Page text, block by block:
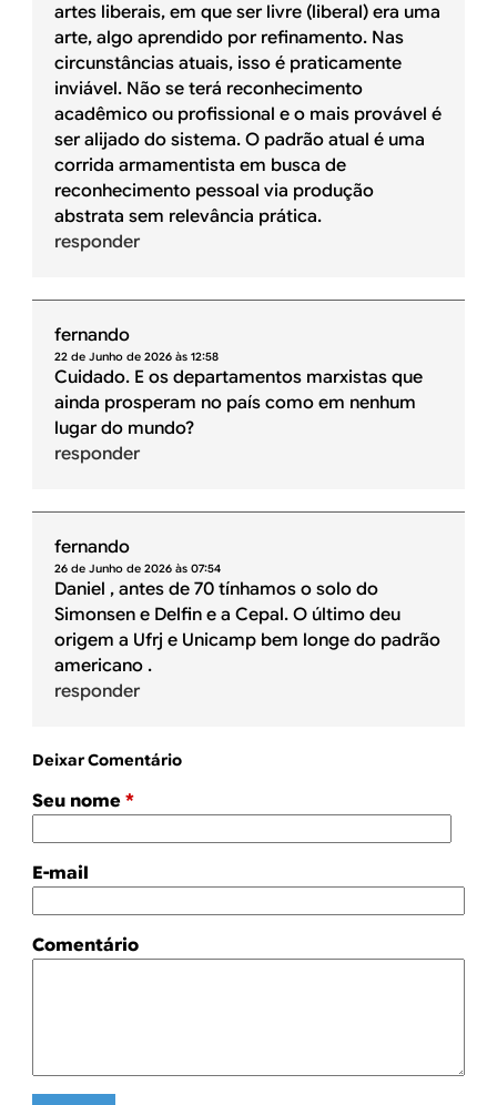
artes liberais, em que ser livre (liberal) era uma
arte, algo aprendido por refinamento. Nas
circunstâncias atuais, isso é praticamente
inviável. Não se terá reconhecimento
acadêmico ou profissional e o mais provável é
ser alijado do sistema. O padrão atual é uma
corrida armamentista em busca de
reconhecimento pessoal via produção
abstrata sem relevância prática.
responder
fernando
22 de Junho de 2026 às 12:58
Cuidado. E os departamentos marxistas que
ainda prosperam no país como em nenhum
lugar do mundo?
responder
fernando
26 de Junho de 2026 às 07:54
Daniel , antes de 70 tínhamos o solo do
Simonsen e Delfin e a Cepal. O último deu
origem a Ufrj e Unicamp bem longe do padrão
americano .
responder
Deixar Comentário
Seu nome *
E-mail
Comentário